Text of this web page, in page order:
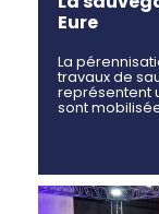
Eure
La
travaux de
représentent
sont